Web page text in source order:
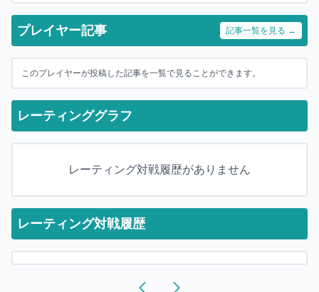
プレイヤー記事 記事一覧を見る →
このプレイヤーが投稿した記事を一覧で見ることができます。
レーティンググラフ
レーティング対戦履歴がありません
レーティング対戦履歴